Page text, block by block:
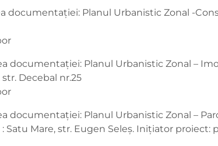
documentației: Planul Urbanistic Zonal -
documentației: Planul Urbanistic Zonal –
Decebal nr.25
documentației: Planul Urbanistic Zonal –
Mare, str. Eugen Seleș. Inițiator proiect: